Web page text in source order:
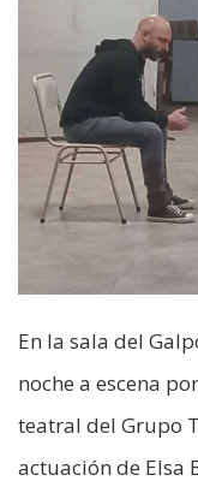
En la sala del
noche a escena
teatral del Grupo
actuación de Elsa